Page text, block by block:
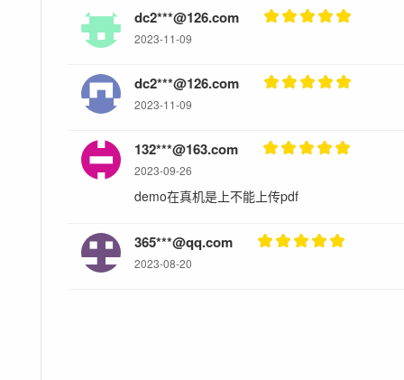
dc2***@126.com
2023-11-09
dc2***@126.com
2023-11-09
132***@163.com
2023-09-26
demo在真机是上不能上传pdf
365***@qq.com
2023-08-20